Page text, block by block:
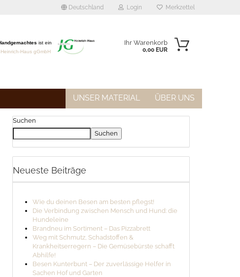
Deutschland Login
Passwort vergessen?
Merkzettel
ist ein
Heinrich-Haus gGmbH
Ihr Warenkorb
0,00 EUR
UNSER MATERIAL ÜBER UNS
Suchen
Suchen
Neueste Beiträge
Wie du deinen Besen am besten pflegst!
Die Verbindung zwischen Mensch und Hund: die
Hundeleine
Brandneu im Sortiment – Das Pizzabrett
Weg mit Schmutz, Schadstoffen &
Krankheitserregern – Die Gemüsebürste schafft
Abhilfe!
Besen Kunterbunt – Der zuverlässige Helfer in
Sachen Hof und Garten